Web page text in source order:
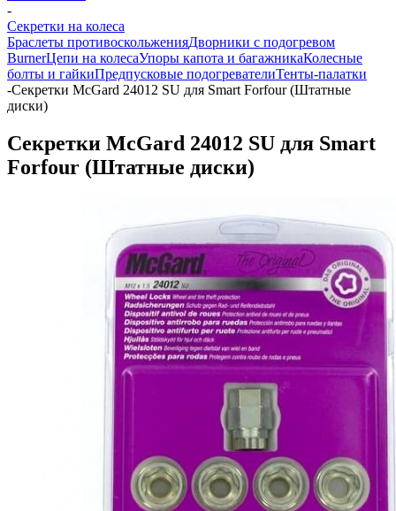
-
Секретки на колеса
Браслеты противоскольженияДворники с подогревом
BurnerЦепи на колесаУпоры капота и багажникаКолесные
болты и гайкиПредпусковые подогревателиТенты-палатки
-Секретки McGard 24012 SU для Smart Forfour (Штатные
диски)
Секретки McGard 24012 SU для Smart
Forfour (Штатные диски)